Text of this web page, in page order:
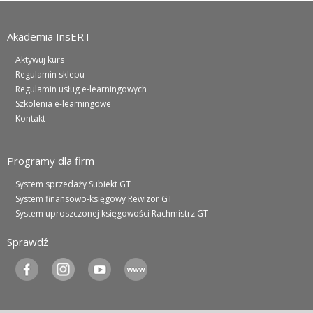
Akademia InsERT
Aktywuj kurs
Regulamin sklepu
Regulamin usług e-learningowych
Szkolenia e-learningowe
Kontakt
Programy dla firm
System sprzedaży Subiekt GT
System finansowo-księgowy Rewizor GT
System uproszczonej księgowości Rachmistrz GT
Sprawdź